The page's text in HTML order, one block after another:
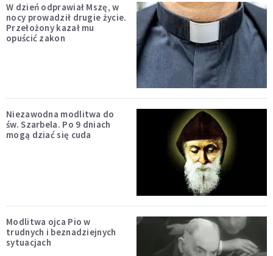
W dzień odprawiał Mszę, w
nocy prowadził drugie życie.
Przełożony kazał mu
opuścić zakon
Niezawodna modlitwa do
św. Szarbela. Po 9 dniach
mogą dziać się cuda
Modlitwa ojca Pio w
trudnych i beznadziejnych
sytuacjach